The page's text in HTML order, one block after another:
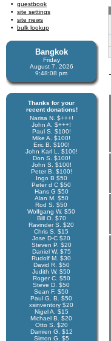
guestbook
site settings
site news
bulk lookup
Bangkok
Friday
August 7, 2026
9:48:08 pm
Thanks for your
recent donations!
Narisa N. $+++!
John A. $+++!
Paul S. $100!
Mike A. $100!
Eric B. $100!
John Karl L. $100!
Don S. $100!
John S. $100!
Peter B. $100!
Ingo B $50
Peter d C $50
Hans G $50
Alan M. $50
Rod S. $50
Wolfgang W. $50
Bill O. $70
Ravinder S. $20
Chris S. $15
Jose D-C $20
Steven P. $20
Daniel W. $75
Rudolf M. $30
David R. $50
Judith W. $50
Roger C. $50
Steve D. $50
Sean F. $50
Paul G. B. $50
xsinventory $20
Nigel A. $15
Michael B. $20
Otto S. $20
Damien G. $12
Simon G. $5